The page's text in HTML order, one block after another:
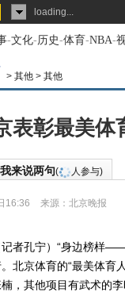
loading...
-文化-历史-体育-NBA-
> 其他 > 其他
表彰最美体
我来说两句( 人参与)
16:36 来源： 北京晚报
孔宁）“身边榜样——
北京体育的“最美体育
，其他项目有武术的